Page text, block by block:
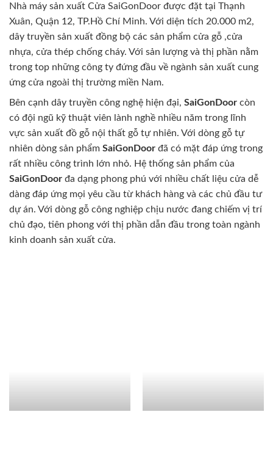
Nhà máy sản xuất Cửa SaiGonDoor được đặt tại Thạnh
Xuân, Quận 12, TP.Hồ Chí Minh. Với diện tích 20.000 m2,
dây truyền sản xuất đồng bộ các sản phẩm cửa gỗ ,cửa
nhựa, cửa thép chống cháy. Với sản lượng và thị phần nằm
trong top những công ty đứng đầu về ngành sản xuất cung
ứng cửa ngoài thị trường miền Nam.
Bên cạnh dây truyền công nghệ hiện đại, SaiGonDoor còn
có đội ngũ kỹ thuật viên lành nghề nhiều năm trong lĩnh
vực sản xuất đồ gỗ nội thất gỗ tự nhiên. Với dòng gỗ tự
nhiên dòng sản phẩm SaiGonDoor đã có mặt đáp ứng trong
rất nhiều công trình lớn nhỏ. Hệ thống sản phẩm của
SaiGonDoor đa dạng phong phú với nhiều chất liệu cửa dễ
dàng đáp ứng mọi yêu cầu từ khách hàng và các chủ đầu tư
dự án. Với dòng gỗ công nghiệp chịu nước đang chiếm vị trí
chủ đạo, tiên phong với thị phần dẫn đầu trong toàn ngành
kinh doanh sản xuất cửa.